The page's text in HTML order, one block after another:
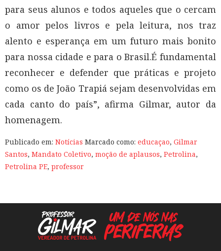
para seus alunos e todos aqueles que o cercam
o amor pelos livros e pela leitura, nos traz
alento e esperança em um futuro mais bonito
para nossa cidade e para o Brasil.É fundamental
reconhecer e defender que práticas e projeto
como os de João Trapiá sejam desenvolvidas em
cada canto do país”, afirma Gilmar, autor da
homenagem.
Publicado em: Notícias Marcado como: educaçao, Gilmar
Santos, Mandato Coletivo, moção de aplausos, Petrolina,
Petrolina PE, professor